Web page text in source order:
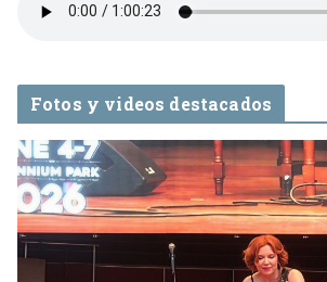
Fotos y videos destacados